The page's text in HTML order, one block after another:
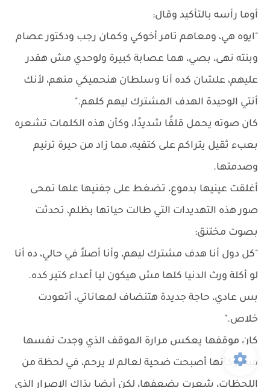
أوما رأسه بالتأكيد وقال:
"ايوه هي، ومعاهم تامر أخوكي وكمان رجب ودكتور عصام
وبنته نهى، بصي، هما عصابة كبيرة ولوحدي مش هقدر
عليهم، علشان كده أنا وسلطان هنحميكي منهم، لأنك
أنتي الوحيدة الهدف المشترك ليهم كلهم."
كان صوته يحمل قلقًا شديدًا، وكأن هذه الكلمات تشعره
بعبء ثقيل يتراكم على كتفيه، مما زاد من حيرة ترنيم
وصدمتها.
أغلقت عينيها بدموع، تضغط على جفنيها علها تمحى
صور هذه التهديدات التي طالت حياتها بظلم، تحدثت
بصوت مختنق:
"كل دول أنا هدف مشترك ليهم، وأنا أصلاً في حالي، ده أنا
لو أكلة ورث الدنيا كلها مش هيكون ليا أعداء كتير كده.
بس عادي، حاجة جديدة هتنضاف لمعاناتي، أتعودت
خلاص."
كان موقفها يعكس مرارة الموقف الذي وجدت نفسها
فيه، وكأنها أصبحت ضحية لعالم لا يرحم، في لحظة من
اللحظات، شعرت بضعفها، لكن أيضا بذاك الإصرار الذي